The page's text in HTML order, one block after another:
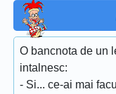
O bancnota de un
intalnesc:
- Si... ce-ai mai